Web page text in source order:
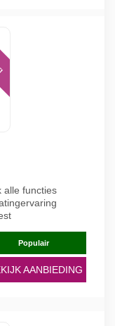
alle functies
Populair
AANBIEDING